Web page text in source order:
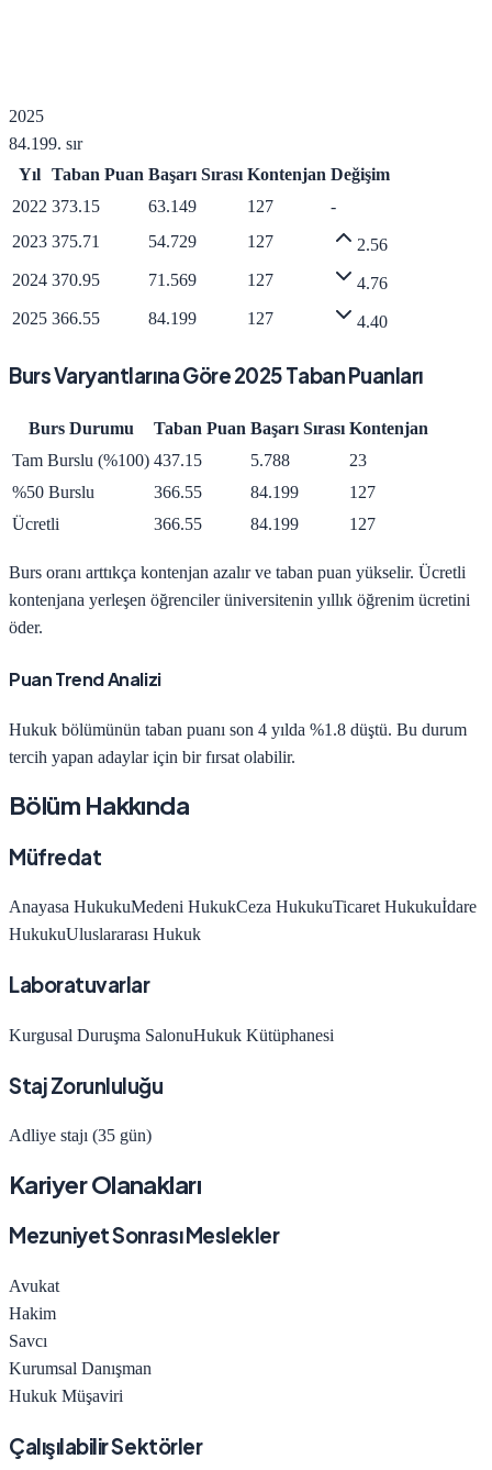
2025
84.199. sır
Yıl Taban Puan Başarı Sırası Kontenjan Değişim
2022 373.15 63.149 127
-
2023 375.71 54.729 127
2.56
2024 370.95 71.569 127
4.76
2025 366.55 84.199 127 4.40
Burs Varyantlarına Göre2025Taban Puanları
Burs Durumu Taban Puan Başarı Sırası Kontenjan
Tam Burslu (%100) 437.15 5.788
23
%50 Burslu
366.55 84.199
127
Ücretli
366.55 84.199 127
Burs oranı arttıkça kontenjan azalır ve taban puan yükselir. Ücretli
kontenjana yerleşen öğrenciler üniversitenin yıllık öğrenim ücretini
öder.
Puan Trend Analizi
Hukuk bölümünün taban puanı son 4 yılda %1.8 düştü. Bu durum
tercih yapan adaylar için bir fırsat olabilir.
Bölüm Hakkında
Müfredat
Anayasa HukukuMedeni HukukCeza HukukuTicaret Hukukuİdare
HukukuUluslararası Hukuk
Laboratuvarlar
Kurgusal Duruşma SalonuHukuk Kütüphanesi
Staj Zorunluluğu
Adliye stajı (35 gün)
Kariyer Olanakları
Mezuniyet Sonrası Meslekler
Avukat
Hakim
Savcı
Kurumsal Danışman
Hukuk Müşaviri
Çalışılabilir Sektörler